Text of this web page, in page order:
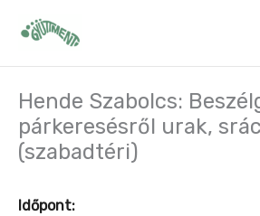
Hende Szabolcs:
párkeresésről urak,
(szabadtéri)
Időpont: